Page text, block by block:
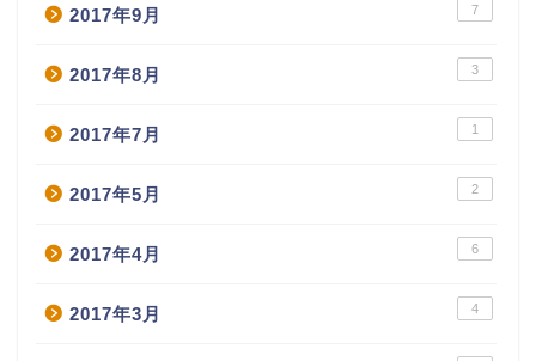
2017年9月 7
2017年8月 3
2017年7月 1
2017年5月 2
2017年4月 6
2017年3月 4